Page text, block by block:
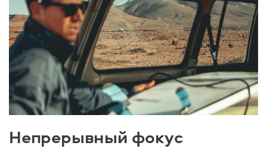
Непрерывный фокус